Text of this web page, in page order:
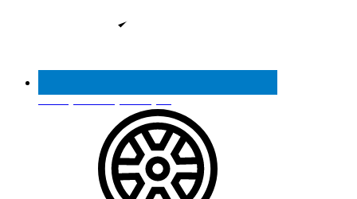
Реестр МинПромТорга